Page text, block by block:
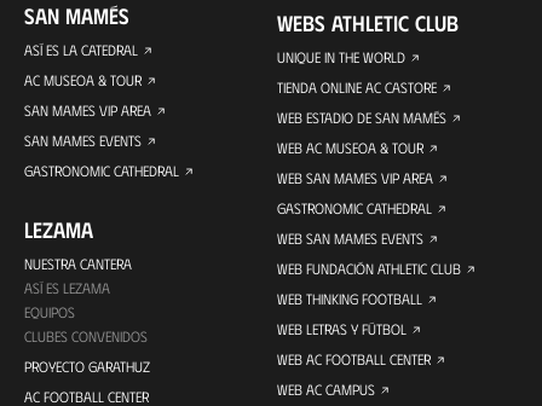
SAN MAMÉS
ASÍ ES LA CATEDRAL
AC MUSEOA & TOUR
SAN MAMES VIP AREA
SAN MAMES EVENTS
GASTRONOMIC CATHEDRAL
LEZAMA
NUESTRA CANTERA
ASÍ ES LEZAMA
EQUIPOS
CLUBES CONVENIDOS
PROYECTO GARATHUZ
AC FOOTBALL CENTER
WEBS ATHLETIC CLUB
UNIQUE IN THE WORLD
TIENDA ONLINE AC CASTORE
WEB ESTADIO DE SAN MAMÉS
WEB AC MUSEOA & TOUR
WEB SAN MAMES VIP AREA
GASTRONOMIC CATHEDRAL
WEB SAN MAMES EVENTS
WEB FUNDACIÓN ATHLETIC CLUB
WEB THINKING FOOTBALL
WEB LETRAS Y FÚTBOL
WEB AC FOOTBALL CENTER
WEB AC CAMPUS